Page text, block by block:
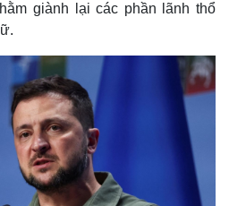
giành lại các phần lãnh thổ